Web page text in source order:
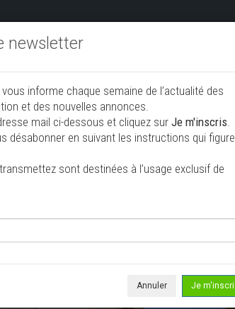
)
injection
newsletter
informe chaque semaine de l’actualité des
et des nouvelles annonces.
mail ci-dessous et cliquez sur Je m'inscris.
désabonner en suivant les instructions qui
sont destinées à l’usage exclusif de
Annuler Je